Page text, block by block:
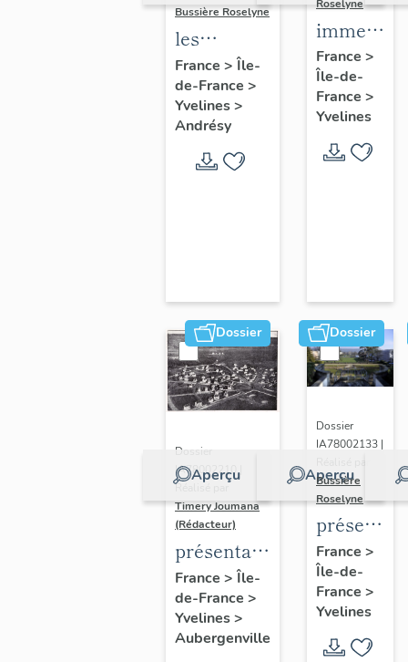
Bussière Roselyne
les
immeubles,
maisons et
fermes du
canton
d'Andrésy
France > Île-
de-France >
Yvelines>
Andrésy
Roselyne
maisons,
fermes
France >
Île-de-
France >
Yvelines
Dossier
Aperçu
Dossier
IA78002210 |
Réalisé par
Timery Joumana
(Rédacteur)
présentation
de l'étude
d'Elisabethville
France > Île-
de-France >
Yvelines>
Aubergenville
Dossier
Aperçu
Dossier
IA78002133 |
Bussière
Roselyne
du
diagnostic
et
France >
Île-de-
France >
Yvelines